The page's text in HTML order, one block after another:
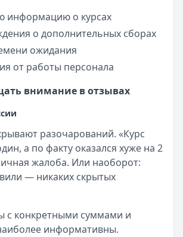
информацию о курсах
о дополнительных сборах
ожидания
от работы персонала
внимание в отзывах
разочарований. «Курс
а по факту оказался хуже на 2
жалоба. Или наоборот:
— никаких скрытых
с конкретными суммами и
информативны.